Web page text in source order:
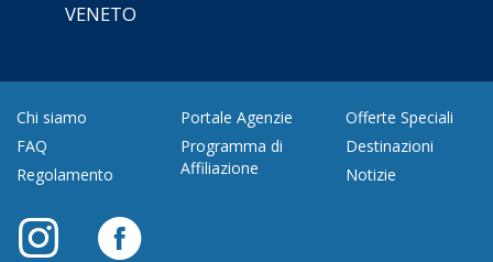
VENETO
Chi siamo
FAQ
Regolamento
Portale Agenzie
Programma di
Affiliazione
Offerte Speciali
Destinazioni
Notizie